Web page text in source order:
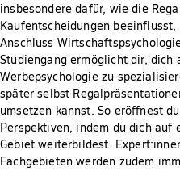
insbesondere dafür, wie die
Kaufentscheidungen
Anschluss
Studiengang ermöglicht dir, dich
Werbepsychologie zu
später selbst
umsetzen kannst. So eröffnest
Perspektiven, indem du dich auf
Gebiet weiterbildest.
Fachgebieten werden zudem